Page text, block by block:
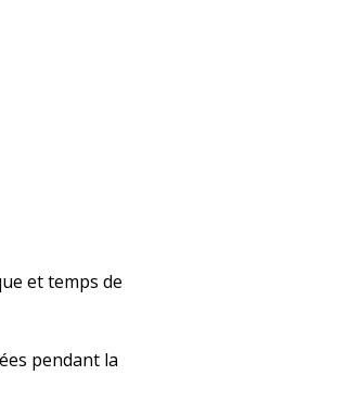
et temps de
pendant la